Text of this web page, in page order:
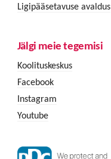
Ligipääsetavuse avaldus
Jälgi meie tegemisi
Koolituskeskus
Facebook
Instagram
Youtube